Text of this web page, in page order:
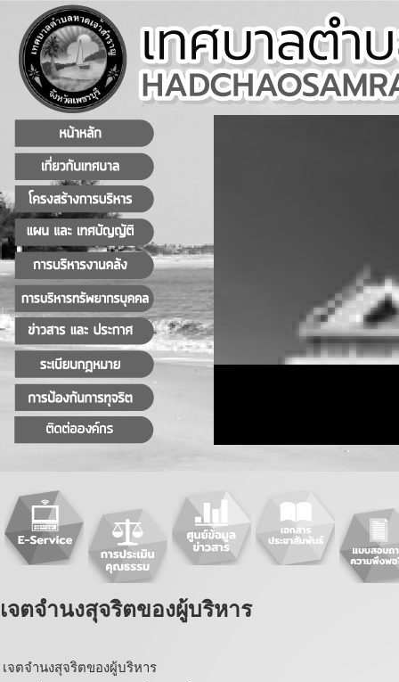
เจตจำนงสุจริตของผู้บริหาร
เจตจำนงสุจริตของผู้บริหาร